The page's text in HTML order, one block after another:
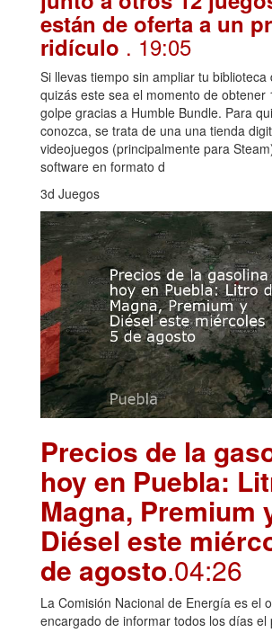
están de oferta a un
ridículo . 19:05
Si llevas tiempo sin ampliar tu biblioteca
quizás este sea el momento de obtener
golpe gracias a Humble Bundle. Para
conozca, se trata de una una tienda
videojuegos (principalmente para
software en formato d
3d Juegos
Precios de la
hoy en Puebla:
Magna, Premium
Diésel este
de agosto.04:26
La Comisión Nacional de Energía es el
encargado de informar todos los días el